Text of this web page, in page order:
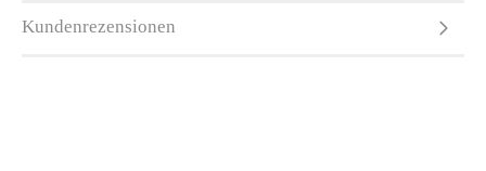
Kundenrezensionen